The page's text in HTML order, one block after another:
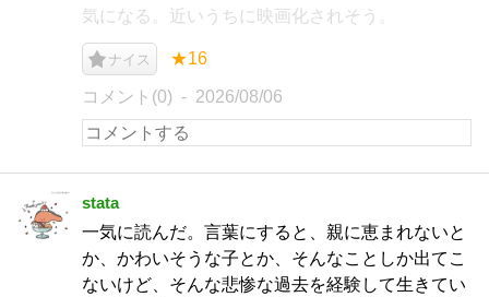
気になる。近いうちに映画化されそう。
ナイス ★16
コメント(0) 2026/08/06
stata
一気に読んだ。言葉にすると、親に恵まれないと
か、かわいそうな子とか、そんなことしか出てこ
ないけど、そんな悲惨な過去を経験して生きてい